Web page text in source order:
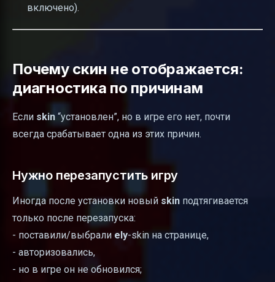
включено).
Почему скин не отображается:
диагностика по причинам
Если skin “установлен”, но в игре его нет, почти
всегда срабатывает одна из этих причин.
Нужно перезапустить игру
Иногда после установки новый skin подтягивается
только после перезапуска:
- поставили/выбрали ely-skin на странице,
- авторизовались,
- но в игре он не обновился;